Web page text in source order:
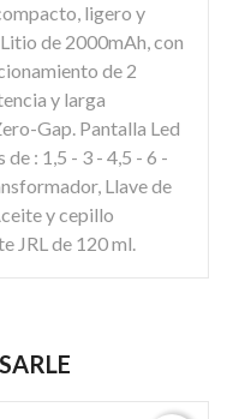
ligero y
de 2000mAh, con
de 2
y larga
Gap. Pantalla Led
: 1,5 - 3 - 4,5 - 6 -
Llave de
y cepillo
JRL de 120 ml.